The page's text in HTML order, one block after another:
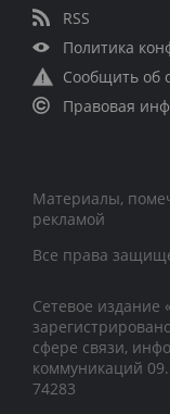
RSS
Политика
Сообщить об
Правовая
Материалы,
рекламой
Все права
Сетевое издание
сфере связи,
коммуникаций
74283